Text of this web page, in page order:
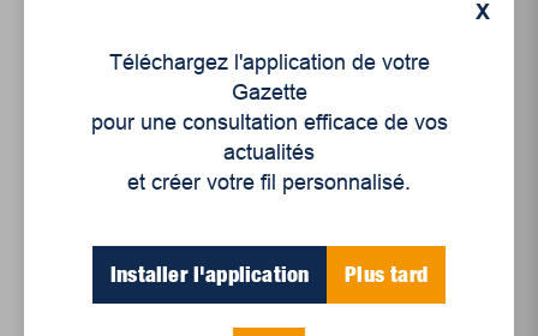
régionale
Juillet 2026
Le sport professionnel féminin : en mouvement,
en croissance
Le sommeil, nouveau défi de santé publique
X
Téléchargez l'application de votre
Gazette
pour une consultation efficace de vos
actualités
et créer votre fil personnalisé.
Installer l'application Plus tard